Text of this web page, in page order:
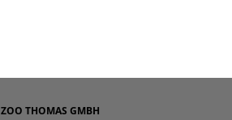
ZOO THOMAS GMBH